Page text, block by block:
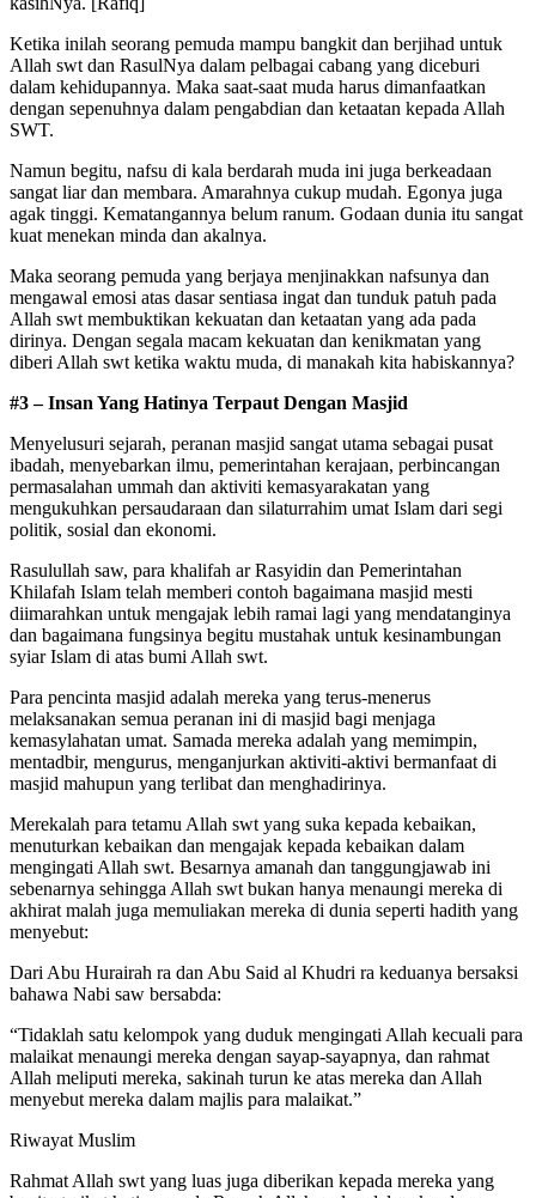
Ketika inilah seorang pemuda mampu bangkit dan berjihad untuk
Allah swt dan RasulNya dalam pelbagai cabang yang diceburi
dalam kehidupannya. Maka saat-saat muda harus dimanfaatkan
dengan sepenuhnya dalam pengabdian dan ketaatan kepada Allah
SWT.
Namun begitu, nafsu di kala berdarah muda ini juga berkeadaan
sangat liar dan membara. Amarahnya cukup mudah. Egonya juga
agak tinggi. Kematangannya belum ranum. Godaan dunia itu sangat
kuat menekan minda dan akalnya.
Maka seorang pemuda yang berjaya menjinakkan nafsunya dan
mengawal emosi atas dasar sentiasa ingat dan tunduk patuh pada
Allah swt membuktikan kekuatan dan ketaatan yang ada pada
dirinya. Dengan segala macam kekuatan dan kenikmatan yang
diberi Allah swt ketika waktu muda, di manakah kita habiskannya?
#3 – Insan Yang Hatinya Terpaut Dengan Masjid
Menyelusuri sejarah, peranan masjid sangat utama sebagai pusat
ibadah, menyebarkan ilmu, pemerintahan kerajaan, perbincangan
permasalahan ummah dan aktiviti kemasyarakatan yang
mengukuhkan persaudaraan dan silaturrahim umat Islam dari segi
politik, sosial dan ekonomi.
Rasulullah saw, para khalifah ar Rasyidin dan Pemerintahan
Khilafah Islam telah memberi contoh bagaimana masjid mesti
diimarahkan untuk mengajak lebih ramai lagi yang mendatanginya
dan bagaimana fungsinya begitu mustahak untuk kesinambungan
syiar Islam di atas bumi Allah swt.
Para pencinta masjid adalah mereka yang terus-menerus
melaksanakan semua peranan ini di masjid bagi menjaga
kemasylahatan umat. Samada mereka adalah yang memimpin,
mentadbir, mengurus, menganjurkan aktiviti-aktivi bermanfaat di
masjid mahupun yang terlibat dan menghadirinya.
Merekalah para tetamu Allah swt yang suka kepada kebaikan,
menuturkan kebaikan dan mengajak kepada kebaikan dalam
mengingati Allah swt. Besarnya amanah dan tanggungjawab ini
sebenarnya sehingga Allah swt bukan hanya menaungi mereka di
akhirat malah juga memuliakan mereka di dunia seperti hadith yang
menyebut:
Dari Abu Hurairah ra dan Abu Said al Khudri ra keduanya bersaksi
bahawa Nabi saw bersabda:
“Tidaklah satu kelompok yang duduk mengingati Allah kecuali para
malaikat menaungi mereka dengan sayap-sayapnya, dan rahmat
Allah meliputi mereka, sakinah turun ke atas mereka dan Allah
menyebut mereka dalam majlis para malaikat.”
Riwayat Muslim
Rahmat Allah swt yang luas juga diberikan kepada mereka yang